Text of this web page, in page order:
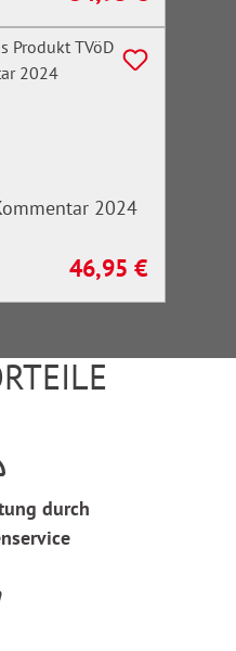
2024
Regulärer Preis:
46,95 €
durch